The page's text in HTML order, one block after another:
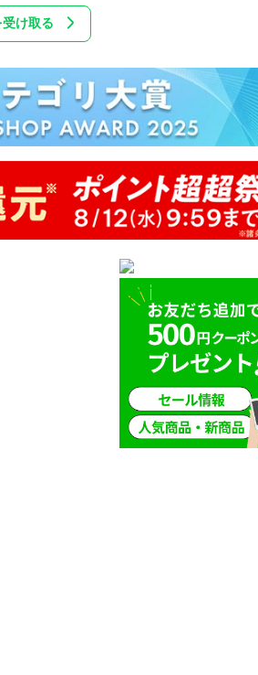
け取る